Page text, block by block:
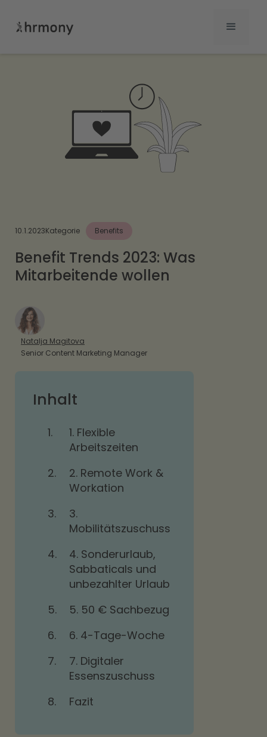
10.1.2023Kategorie Benefits
Benefit Trends 2023: Was
Mitarbeitende wollen
Natalja Magitova
Senior Content Marketing Manager
Inhalt
1.
1. Flexible
Arbeitszeiten
2.
2. Remote Work &
Workation
3.
3.
Mobilitätszuschuss
4.
4. Sonderurlaub,
Sabbaticals und
unbezahlter Urlaub
5.
5. 50 € Sachbezug
6.
6. 4-Tage-Woche
7.
7. Digitaler
Essenszuschuss
8.
Fazit